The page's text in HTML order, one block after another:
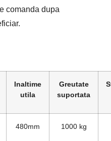
comanda dupa
Inaltime
utila
Greutate
suportata
480mm 1000 kg